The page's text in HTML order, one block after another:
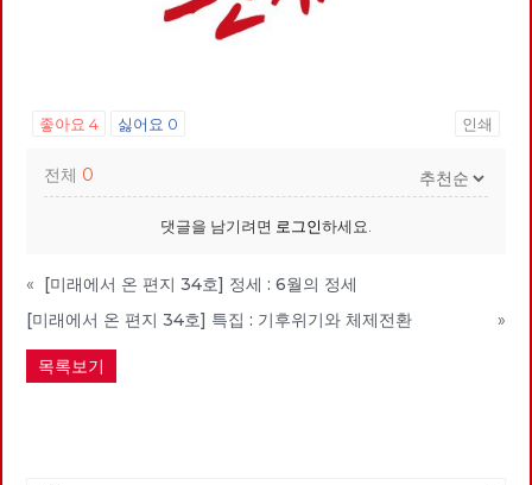
좋아요 4 싫어요 0 인쇄
전체 0
댓글을 남기려면 로그인하세요.
«
[미래에서 온 편지 34호] 정세 : 6월의 정세
[미래에서 온 편지 34호] 특집 : 기후위기와 체제전환
»
목록보기